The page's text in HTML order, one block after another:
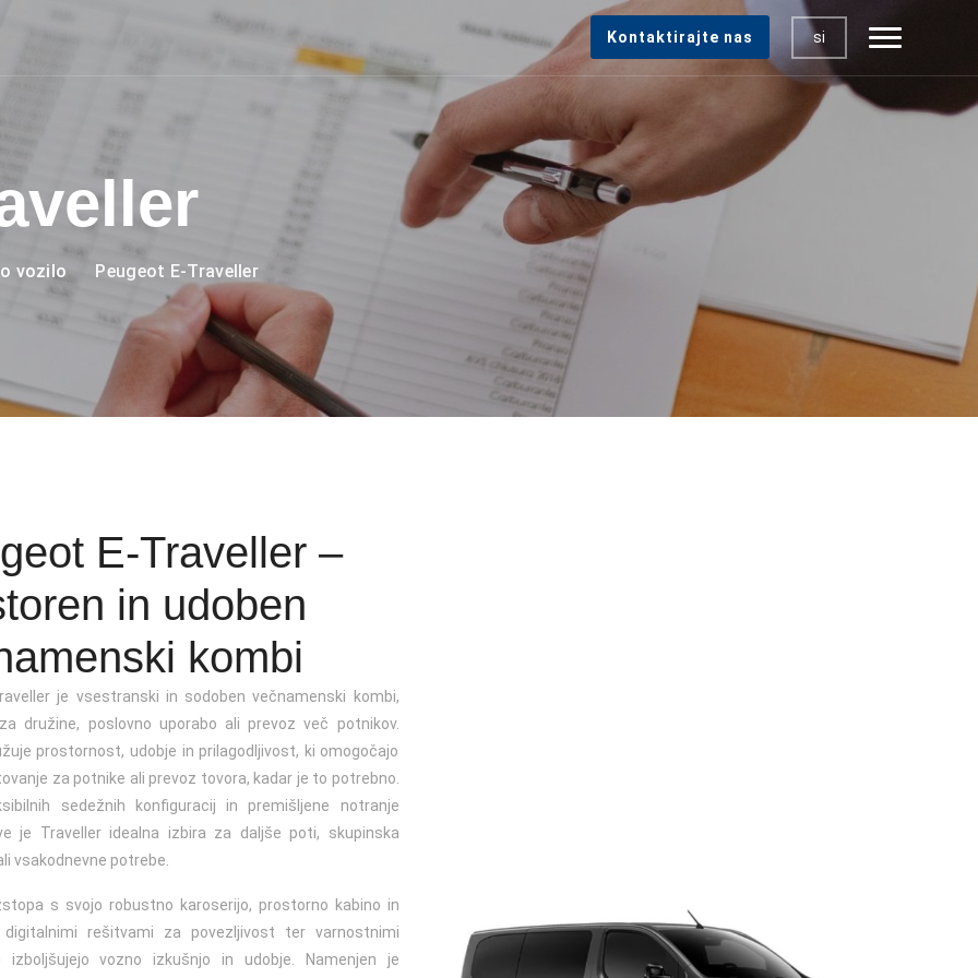
Kontaktirajte nas si
registrska)
vozilo Peugeot E-Traveller
E-Traveller –
in udoben
kombi
je vsestranski in sodoben večnamenski kombi,
družine, poslovno uporabo ali prevoz več potnikov.
prostornost, udobje in prilagodljivost, ki omogočajo
za potnike ali prevoz tovora, kadar je to potrebno.
sedežnih konfiguracij in premišljene notranje
je Traveller idealna izbira za daljše poti, skupinska
vsakodnevne potrebe.
s svojo robustno karoserijo, prostorno kabino in
digitalnimi rešitvami za povezljivost ter varnostnimi
izboljšujejo vozno izkušnjo in udobje. Namenjen je